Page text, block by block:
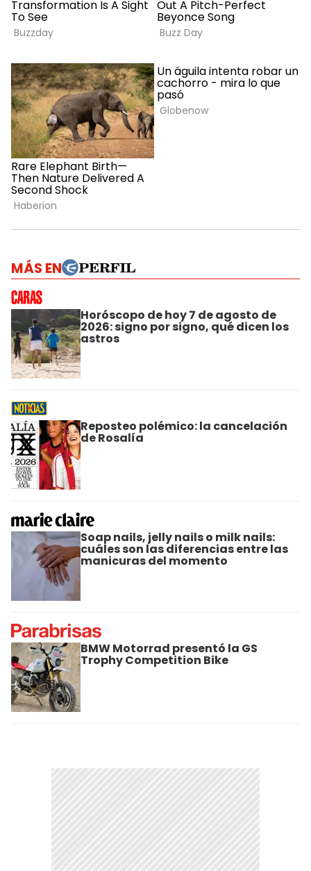
MÁS EN
Horóscopo de hoy 7 de agosto de
2026: signo por signo, qué dicen los
astros
Reposteo polémico: la cancelación
de Rosalía
Soap nails, jelly nails o milk nails:
cuáles son las diferencias entre las
manicuras del momento
BMW Motorrad presentó la GS
Trophy Competition Bike